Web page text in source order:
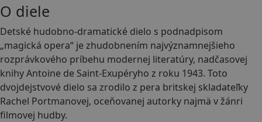
O diele
Detské hudobno-dramatické dielo s podnadpisom
„magická opera“ je zhudobnením najvýznamnejšieho
rozprávkového príbehu modernej literatúry, nadčasovej
knihy Antoine de Saint-Exupéryho z roku 1943. Toto
dvojdejstvové dielo sa zrodilo z pera britskej skladateľky
Rachel Portmanovej, oceňovanej autorky najmä v žánri
filmovej hudby.